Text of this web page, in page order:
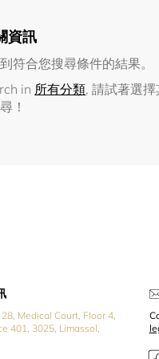
資訊
符合您搜尋條件的結果。
in 所有分類, 請試著選
！
Medical Court, Floor 4,
401, 3025, Limassol,